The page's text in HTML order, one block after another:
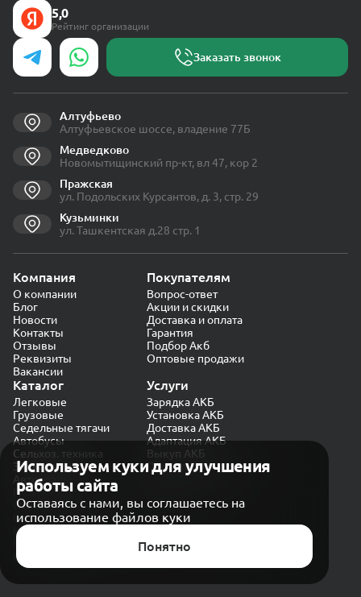
Используем куки для улучшения
работы сайта
Оставаясь с нами, вы соглашаетесь на
использование файлов куки
Понятно
5,0
Рейтинг организации
Заказать звонок
Алтуфьево
Алтуфьевское шоссе, владение 77Б
Медведково
Новомытищинский пр-кт, вл 47, кор 2
Пражская
ул. Подольских Курсантов, д. 3, стр. 29
Кузьминки
ул. Ташкентская д.28 стр. 1
Компания
О компании
Блог
Новости
Контакты
Отзывы
Реквизиты
Вакансии
Покупателям
Вопрос-ответ
Акции и скидки
Доставка и оплата
Гарантия
Подбор Акб
Оптовые продажи
Каталог
Легковые
Грузовые
Седельные тягачи
Автобусы
Сельхоз. техника
Экскаваторы
Автокраны
Услуги
Зарядка АКБ
Установка АКБ
Доставка АКБ
Адаптация АКБ
Выкуп АКБ
Проверка генератора
Политика конфиденциальности
Обработка персональных данных
Согласие на обработку в «Яндекс.Метрика»
Карта сайта
© CARAKB 2026. Все права защищены